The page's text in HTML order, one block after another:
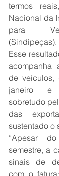
termos
Nacional da
para
(Sindipeças).
Esse
acompanha
de veículos,
janeiro e
sobretudo
das
sustentado o
“Apesar
semestre, a
sinais de